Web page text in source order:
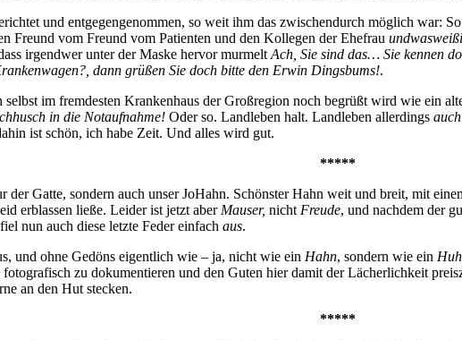
und entgegengenommen, so weit ihm das zwischendurch möglich war:
Freund vom Freund vom Patienten und den Kollegen der Ehefrau
irgendwer unter der Maske hervor murmelt Ach, Sie sind das… Sie kennen
dann grüßen Sie doch bitte den Erwin Dingsbums!.
im fremdesten Krankenhaus der Großregion noch begrüßt wird wie ein
in die Notaufnahme! Oder so. Landleben halt. Landleben allerdings auch
ist schön, ich habe Zeit. Und alles wird gut.
*****
der Gatte, sondern auch unser JoHahn. Schönster Hahn weit und breit, mit
erblassen ließe. Leider ist jetzt aber Mauser, nicht Freude, und nachdem der
nun auch diese letzte Feder einfach aus.
und ohne Gedöns eigentlich wie – ja, nicht wie ein Hahn, sondern wie ein
zu dokumentieren und den Guten hier damit der Lächerlichkeit
an den Hut stecken.
*****